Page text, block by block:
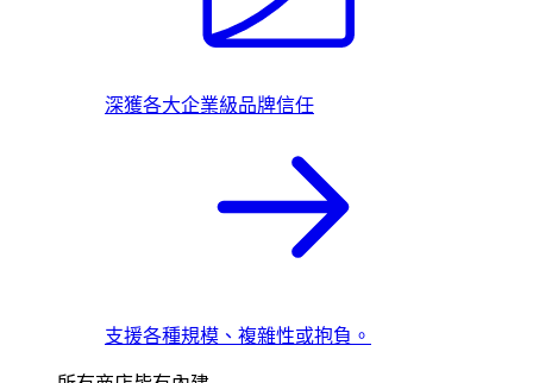
深獲各大企業級品牌信任
支援各種規模、複雜性或抱負。